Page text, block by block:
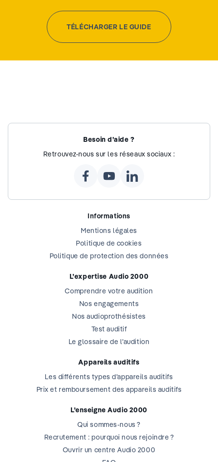
TÉLÉCHARGER LE GUIDE
Besoin d’aide ?
Retrouvez-nous sur les réseaux sociaux :
Informations
Mentions légales
Politique de cookies
Politique de protection des données
L’expertise Audio 2000
Comprendre votre audition
Nos engagements
Nos audioprothésistes
Test auditif
Le glossaire de l’audition
Appareils auditifs
Les différents types d’appareils auditifs
Prix et remboursement des appareils auditifs
L’enseigne Audio 2000
Qui sommes-nous ?
Recrutement : pourquoi nous rejoindre ?
Ouvrir un centre Audio 2000